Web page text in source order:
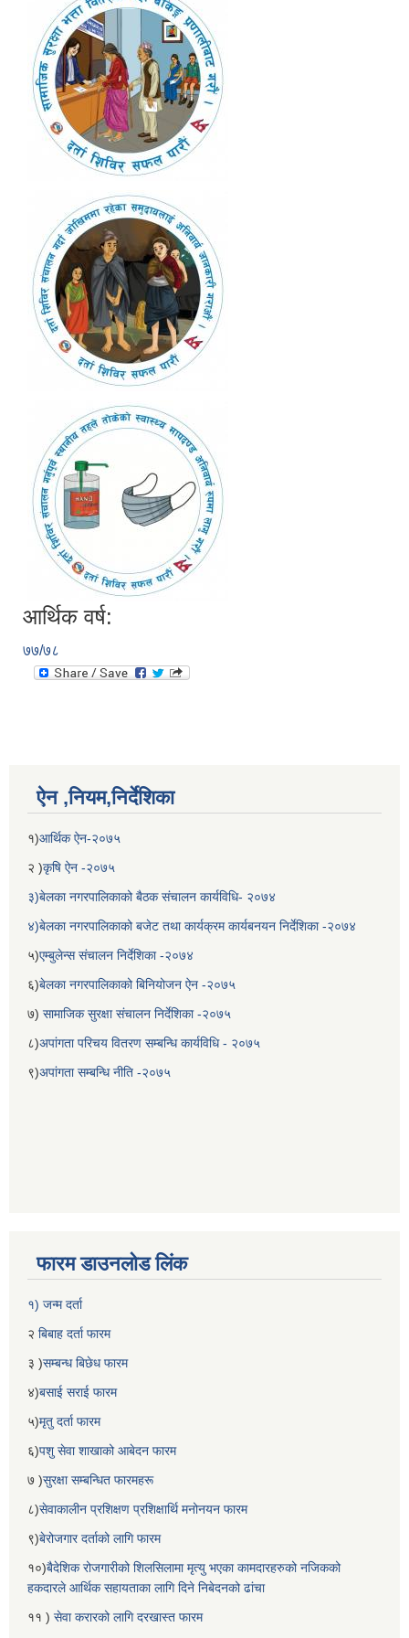
आर्थिक वर्ष:
७७/७८
ऐन ,नियम,निर्देशिका
१)आर्थिक ऐन-२०७५
२ )कृषि ऐन -२०७५
३)बेलका नगरपालिकाको बैठक संचालन कार्यविधि- २०७४
४)बेलका नगरपालिकाको बजेट तथा कार्यक्रम कार्यबनयन निर्देशिका -२०७४
५)एम्बुलेन्स संचालन निर्देशिका -२०७४
६)बेलका नगरपालिकाको बिनियोजन ऐन -२०७५
७) सामाजिक सुरक्षा संचालन निर्देशिका -२०७५
८)अपांगता परिचय वितरण सम्बन्धि कार्यविधि - २०७५
९)अपांगता सम्बन्धि नीति -२०७५
फारम डाउनलोड लिंक
१) जन्म दर्ता
२ बिबाह दर्ता फारम
३ )सम्बन्ध बिछेध फारम
४)बसाई सराई फारम
५)मृतु दर्ता फारम
६)पशु सेवा शाखाको आबेदन फारम
७ )सुरक्षा सम्बन्धित फारमहरू
८)सेवाकालीन प्रशिक्षण प्रशिक्षार्थि मनोनयन फारम
९)बेरोजगार दर्ताको लागि फारम
१०)बैदेशिक रोजगारीको शिलसिलामा मृत्यु भएका कामदारहरुको नजिकको
हकदारले आर्थिक सहायताका लागि दिने निबेदनको ढांचा
११ ) सेवा करारको लागि दरखास्त फारम